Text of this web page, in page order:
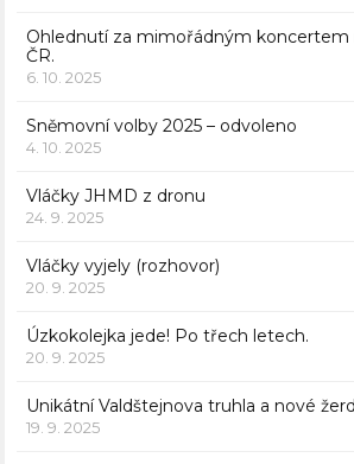
Ohlednutí za mimořádným koncertem
ČR.
6. 10. 2025
Sněmovní volby 2025 – odvoleno
4. 10. 2025
Vláčky JHMD z dronu
24. 9. 2025
Vláčky vyjely (rozhovor)
20. 9. 2025
Úzkokolejka jede! Po třech letech.
20. 9. 2025
Unikátní Valdštejnova truhla a nové
19. 9. 2025